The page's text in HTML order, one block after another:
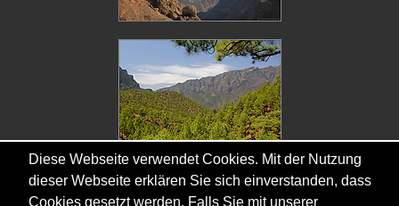
Diese Webseite verwendet Cookies. Mit der Nutzung
dieser Webseite erklären Sie sich einverstanden, dass
Cookies gesetzt werden. Falls Sie mit unserer